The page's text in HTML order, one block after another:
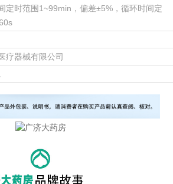
定时范围1~99min，偏差±5%，循环时间定
疗器械有限公司